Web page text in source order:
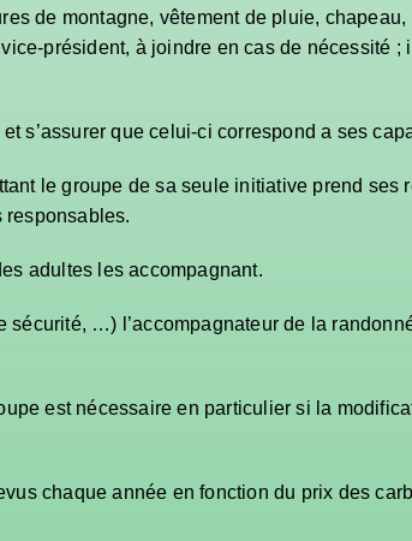
de montagne, vêtement de pluie,
président, à joindre en cas de nécessité
s’assurer que celui-ci correspond a ses
le groupe de sa seule initiative prend ses
responsables.
adultes les accompagnant.
…) l’accompagnateur de la
est nécessaire en particulier si la
chaque année en fonction du prix des